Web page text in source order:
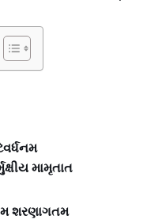
મામૃતાત
શરણાગતમ